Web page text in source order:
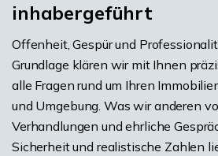
inhabergeführt
Offenheit, Gespür und
Grundlage klären wir mit Ihnen
alle Fragen rund um Ihren
und Umgebung. Was wir anderen
Verhandlungen und ehrliche
Sicherheit und realistische Zahlen